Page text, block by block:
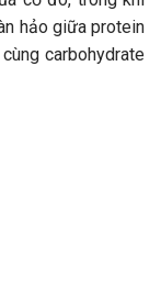
hảo giữa protein
carbohydrate